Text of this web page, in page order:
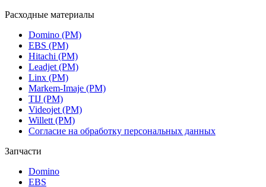
Расходные материалы
Domino (РМ)
EBS (РМ)
Hitachi (РМ)
Leadjet (РМ)
Linx (РМ)
Markem-Imaje (РМ)
TIJ (РМ)
Videojet (РМ)
Willett (РМ)
Согласие на обработку персональных данных
Запчасти
Domino
EBS